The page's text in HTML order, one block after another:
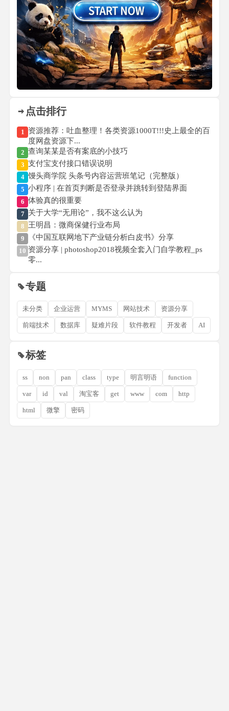
点击排行
1 资源推荐：吐血整理！各类资源1000T!!!史上最全的百
度网盘资源下...
2 查询某某是否有案底的小技巧
3 支付宝支付接口错误说明
4 馒头商学院 头条号内容运营班笔记（完整版）
5 小程序 | 在首页判断是否登录并跳转到登陆界面
6 体验真的很重要
7 关于大学“无用论”，我不这么认为
8 王明昌：微商保健行业布局
9 《中国互联网地下产业链分析白皮书》分享
10 资源分享 | photoshop2018视频全套入门自学教程_ps
零...
专题
未分类 企业运营 MYMS 网站技术 资源分享
前端技术 数据库 疑难片段 软件教程 开发者 AI
标签
ss non pan class type 明言明语 function
var id val 淘宝客 get www com http
html 微擎 密码